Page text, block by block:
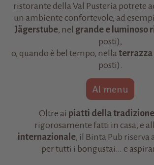
ristorante della Val Pusteria potrete
un ambiente confortevole, ad
Jägerstube, nel grande e luminoso
posti),
o, quando è bel tempo, nella
posti).
Al menu
Oltre ai piatti della
rigorosamente fatti in casa, e
internazionale, il Binta Pub riserva
per tutti i bongustai… e